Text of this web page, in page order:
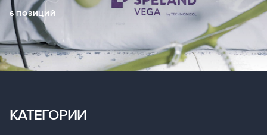
6 ПОЗИЦИЙ
КАТЕГОРИИ